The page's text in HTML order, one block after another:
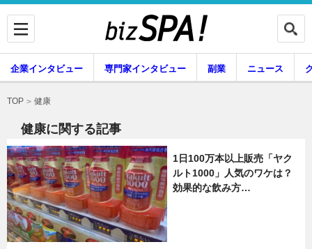
企業インタビュー 専門家インタビュー
副業
企業インタビュー 専門家インタビュー 副業 ニュース
暮らし
TOP 健康
健康に関する記事
1日100万本以上販売「ヤク
ルト1000」人気のワケは？
効果的な飲み方…